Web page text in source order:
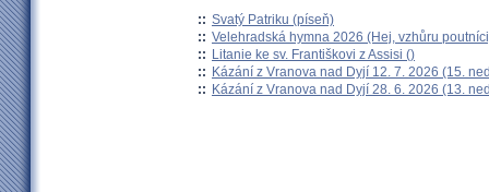
:: Svatý Patriku (píseň)
:: Velehradská hymna 2026 (Hej, vzhůru
:: Litanie ke sv. Františkovi z Assisi ()
:: Kázání z Vranova nad Dyjí 12. 7. 2026 (15.
:: Kázání z Vranova nad Dyjí 28. 6. 2026 (13.